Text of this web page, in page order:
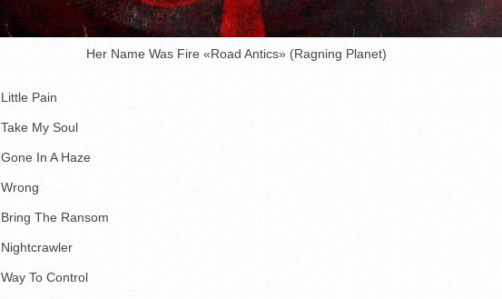
Her Name Was Fire «Road Antics» (Ragning Planet)
Little Pain
Take My Soul
Gone In A Haze
Wrong
Bring The Ransom
Nightcrawler
Way To Control